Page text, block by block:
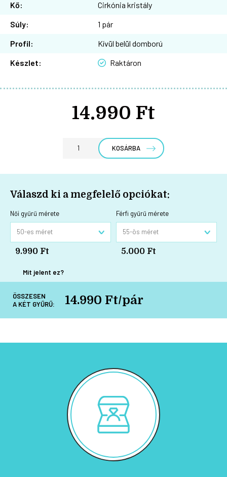
Kő:
Cirkónia kristály
Súly:
1 pár
Profil:
Kívül belül domború
Készlet:
Raktáron
14.990 Ft
KOSÁRBA
Válaszd ki a megfelelő opciókat:
Női gyűrű mérete
9.990 Ft
Férfi gyűrű mérete
5.000 Ft
Mit jelent ez?
ÖSSZESEN
A KÉT GYŰRŰ:
14.990 Ft/pár